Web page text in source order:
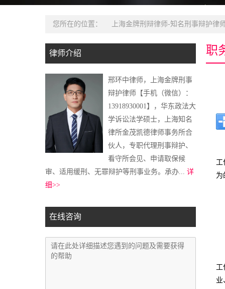
您所在的位置： 上海金牌刑辩律师-知名刑事辩护律
律师介绍
邢环中律师，上海金牌刑事
辩护律师【手机（微信）：
13918930001】，华东政法大
学诉讼法学硕士，上海知名
律所金茂凯德律师事务所合
伙人，专职代理刑事辩护、
看守所会见、申请取保候
审、适用缓刑、无罪辩护等刑事业务。承办... 详
细>>
在线咨询
职
工
为
工
业